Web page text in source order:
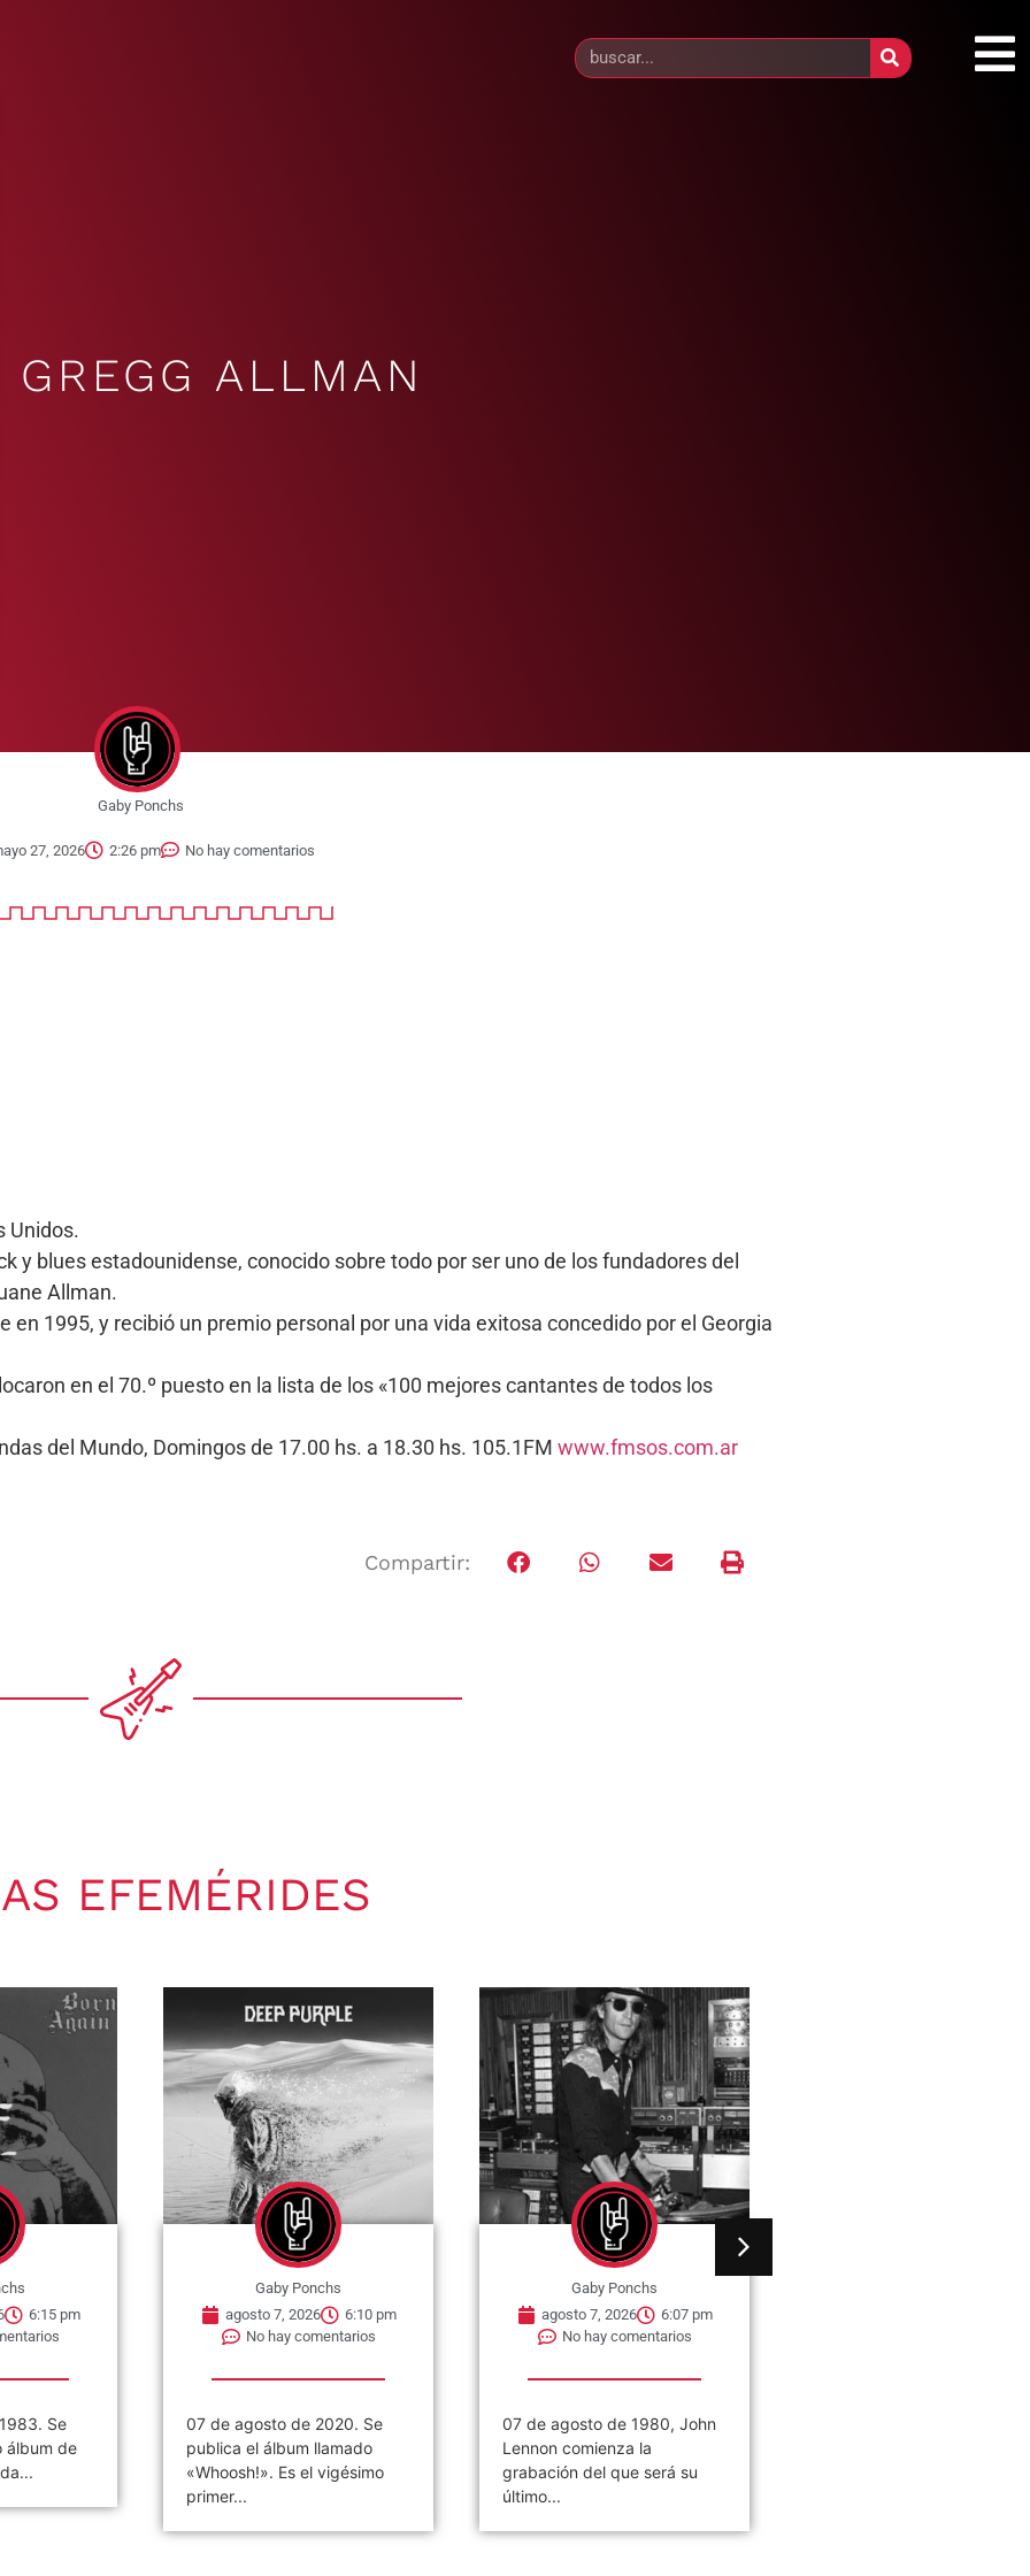
GREGG ALLMAN
Gaby Ponchs
27, 2026 2:26 pm No hay comentarios
Unidos.
y blues estadounidense, conocido sobre todo por ser uno de los fundadores del
Allman.
en 1995, y recibió un premio personal por una vida exitosa concedido por el Georgia
en el 70.º puesto en la lista de los «100 mejores cantantes de todos los
del Mundo, Domingos de 17.00 hs. a 18.30 hs. 105.1FM www.fmsos.com.ar
Compartir:
EFEMÉRIDES
6:15 pm
Se
álbum de
Gaby Ponchs
agosto 7, 2026
6:10 pm
No hay comentarios
07 de agosto de 2020. Se
publica el álbum llamado
«Whoosh!». Es el vigésimo
primer...
Gaby Ponchs
agosto 7, 2026
6:07 pm
No hay comentarios
07 de agosto de 1980, John
Lennon comienza la
grabación del que será su
último...